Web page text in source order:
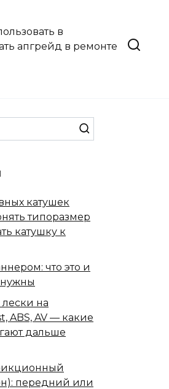
в
апгрейд в ремонте
катушек
типоразмер
катушку к
что это и
на
ABS, AV — какие
дальше
передний или